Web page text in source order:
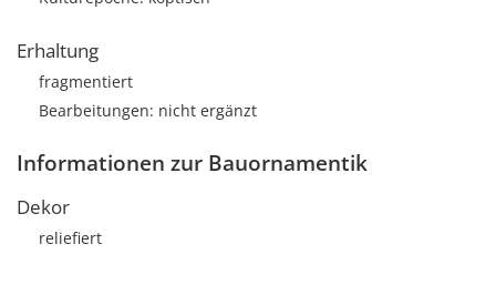
Erhaltung
fragmentiert
Bearbeitungen: nicht ergänzt
Informationen zur Bauornamentik
Dekor
reliefiert